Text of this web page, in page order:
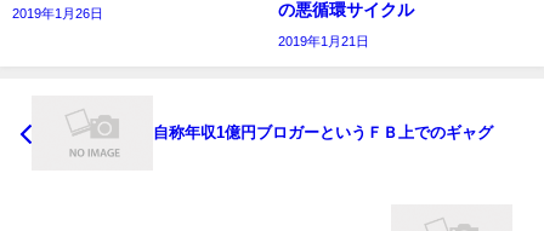
2019年1月26日
の悪循環サイクル
2019年1月21日
自称年収1億円ブロガーというＦＢ上でのギャグ